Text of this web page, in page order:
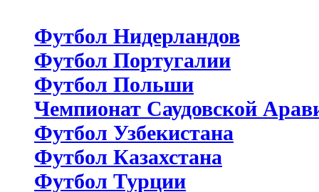
Футбол Нидерландов
Футбол Португалии
Футбол Польши
Чемпионат Саудовской
Футбол Узбекистана
Футбол Казахстана
Футбол Турции